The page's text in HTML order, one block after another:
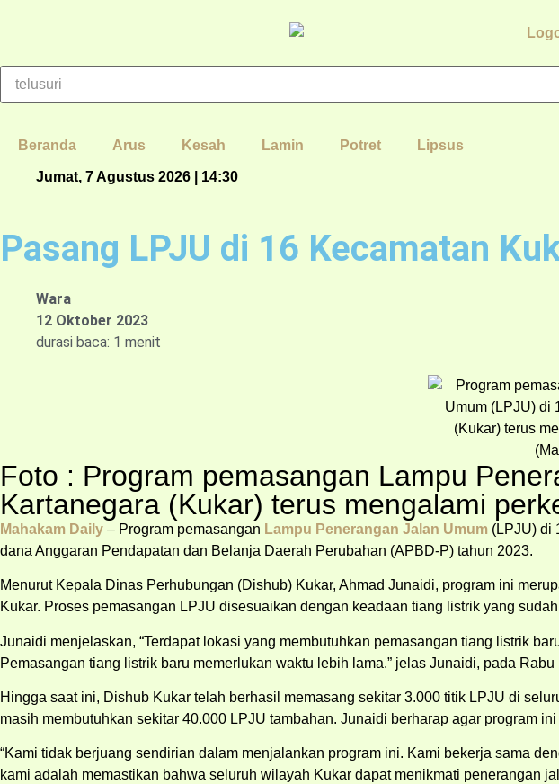
Beranda Arus Kesah Lamin Potret Lipsus
Jumat, 7 Agustus 2026 | 14:30
Pasang LPJU di 16 Kecamatan
Wara
12 Oktober 2023
durasi baca: 1 menit
Foto : Program pemasangan Lampu
Kartanegara (Kukar) terus mengalami
Mahakam Daily – Program pemasangan Lampu Penerangan Jalan Umum (LPJU) di
dana Anggaran Pendapatan dan Belanja Daerah Perubahan (APBD-P) tahun 2023.
Menurut Kepala Dinas Perhubungan (Dishub) Kukar, Ahmad Junaidi, program ini
Kukar. Proses pemasangan LPJU disesuaikan dengan keadaan tiang listrik yang
Junaidi menjelaskan, “Terdapat lokasi yang membutuhkan pemasangan tiang listrik
Pemasangan tiang listrik baru memerlukan waktu lebih lama.” jelas Junaidi, pada Rabu
Hingga saat ini, Dishub Kukar telah berhasil memasang sekitar 3.000 titik LPJU di
masih membutuhkan sekitar 40.000 LPJU tambahan. Junaidi berharap agar program
“Kami tidak berjuang sendirian dalam menjalankan program ini. Kami bekerja sama
kami adalah memastikan bahwa seluruh wilayah Kukar dapat menikmati penerangan